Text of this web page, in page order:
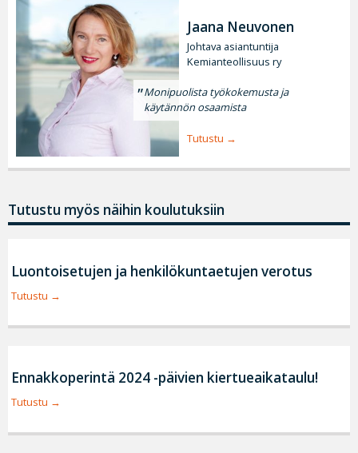
Jaana Neuvonen
Johtava asiantuntija
Kemianteollisuus ry
Monipuolista työkokemusta ja
käytännön osaamista
Tutustu
Tutustu myös näihin koulutuksiin
Luontoisetujen ja henkilökuntaetujen verotus
Tutustu
Ennakkoperintä 2024 -päivien kiertueaikataulu!
Tutustu